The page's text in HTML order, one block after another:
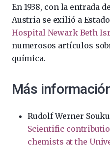
En 1938, con la entrada
Austria se exilió a
Hospital Newark Beth
numerosos artículos
química.
Más
Rudolf Werner
Scientific
chemists at the